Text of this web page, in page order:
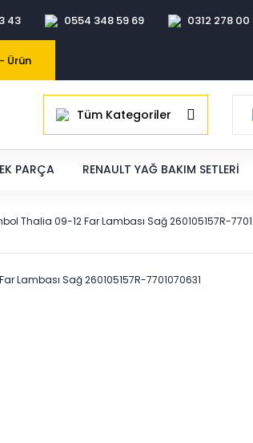
43 0554 348 59 69 0312 278 00
Ürün
Tüm Kategoriler
PARÇA RENAULT YAĞ BAKIM SETLERI
Thalia 09-12 Far Lambası Sağ 260105157R-